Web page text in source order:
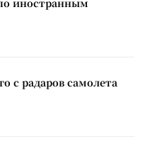
с радаров самолета